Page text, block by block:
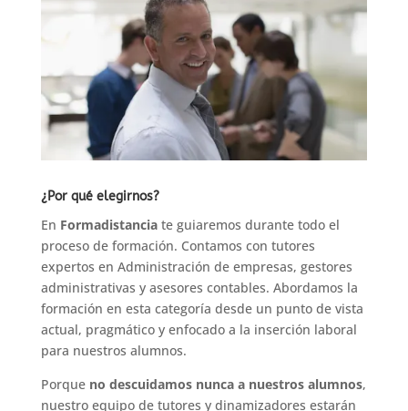
¿Por qué elegirnos?
En Formadistanciate guiaremos durante todo el
proceso de formación. Contamos con tutores
expertos en Administración de empresas, gestores
administrativas y asesores contables. Abordamos la
formación en esta categoría desde un punto de vista
actual, pragmático y enfocado a la inserción laboral
para nuestros alumnos.
Porque no descuidamos nunca a nuestros alumnos,
nuestro equipo de tutores y dinamizadores estarán